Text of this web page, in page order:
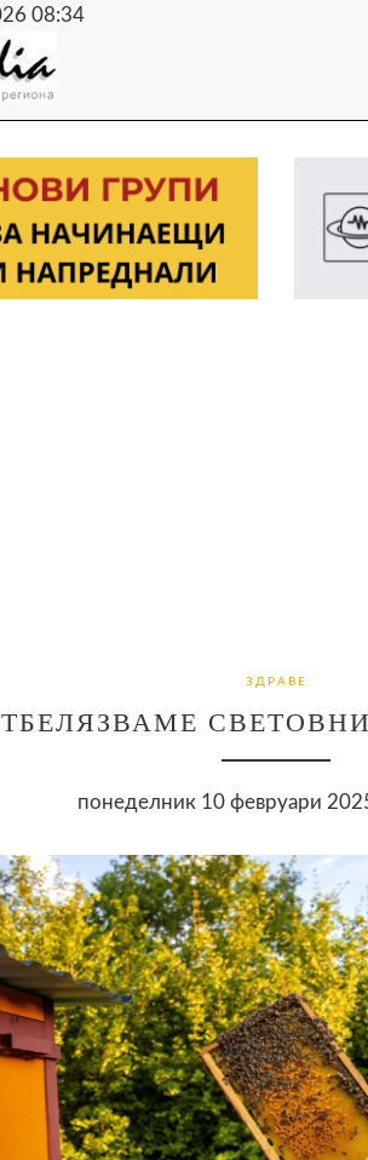
08:34
ЗДРАВЕ
понеделник 10 февруари